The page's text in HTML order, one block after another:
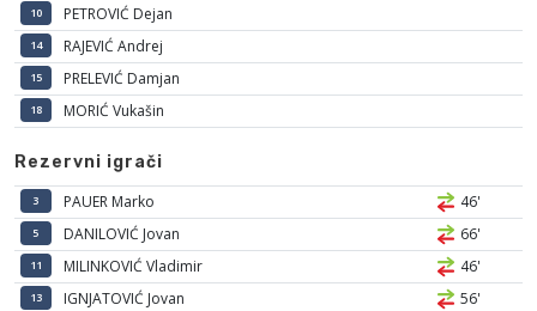
10 PETROVIĆ Dejan
14 RAJEVIĆ Andrej
15 PRELEVIĆ Damjan
18 MORIĆ Vukašin
Rezervni igrači
3 PAUER Marko 46'
5 DANILOVIĆ Jovan 66'
11 MILINKOVIĆ Vladimir 46'
13 IGNJATOVIĆ Jovan 56'